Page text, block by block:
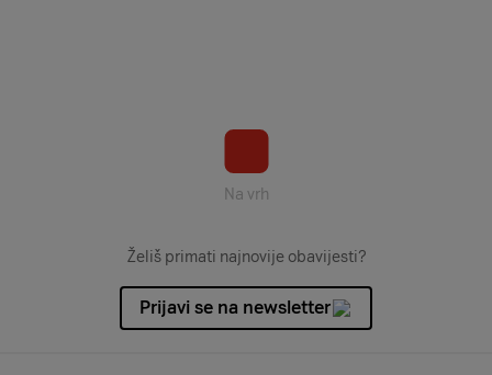
Na vrh
Želiš primati najnovije obavijesti?
Prijavi se na newsletter